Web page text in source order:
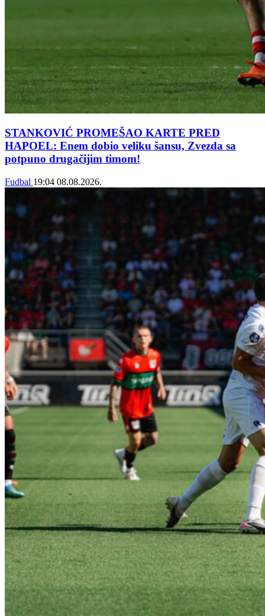
STANKOVIĆ PROMEŠAO KARTE PRED
HAPOEL: Enem dobio veliku šansu, Zvezda sa
potpuno drugačijim timom!
Fudbal 19:04 08.08.2026.